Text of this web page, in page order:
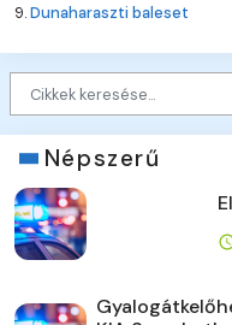
9.Dunaharaszti baleset
Népszerű